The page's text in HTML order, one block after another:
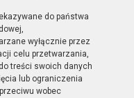
do państwa
wyłącznie przez
celu przetwarzania,
treści swoich danych
lub ograniczenia
wobec